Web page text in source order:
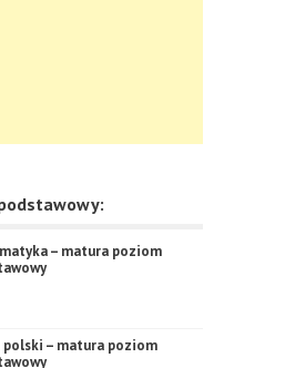
– matura poziom
polski – matura poziom